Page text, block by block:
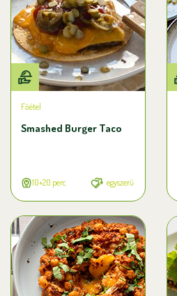
Főétel
Smashed Burger Taco
10+20 perc egyszerű